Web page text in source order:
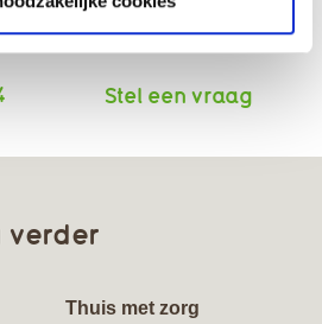
Stel een vraag
verder
Thuis met zorg